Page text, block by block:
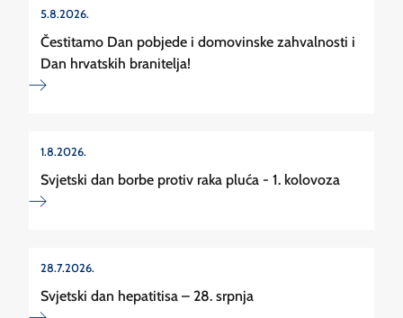
5.8.2026.
Čestitamo Dan pobjede i domovinske zahvalnosti i
Dan hrvatskih branitelja!
1.8.2026.
Svjetski dan borbe protiv raka pluća - 1. kolovoza
28.7.2026.
Svjetski dan hepatitisa – 28. srpnja